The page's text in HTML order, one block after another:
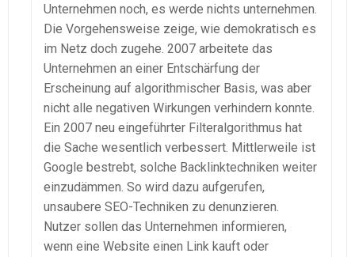
Unternehmen noch, es werde nichts unternehmen.
Die Vorgehensweise zeige, wie demokratisch es
im Netz doch zugehe. 2007 arbeitete das
Unternehmen an einer Entschärfung der
Erscheinung auf algorithmischer Basis, was aber
nicht alle negativen Wirkungen verhindern konnte.
Ein 2007 neu eingeführter Filteralgorithmus hat
die Sache wesentlich verbessert. Mittlerweile ist
Google bestrebt, solche Backlinktechniken weiter
einzudämmen. So wird dazu aufgerufen,
unsaubere SEO-Techniken zu denunzieren.
Nutzer sollen das Unternehmen informieren,
wenn eine Website einen Link kauft oder